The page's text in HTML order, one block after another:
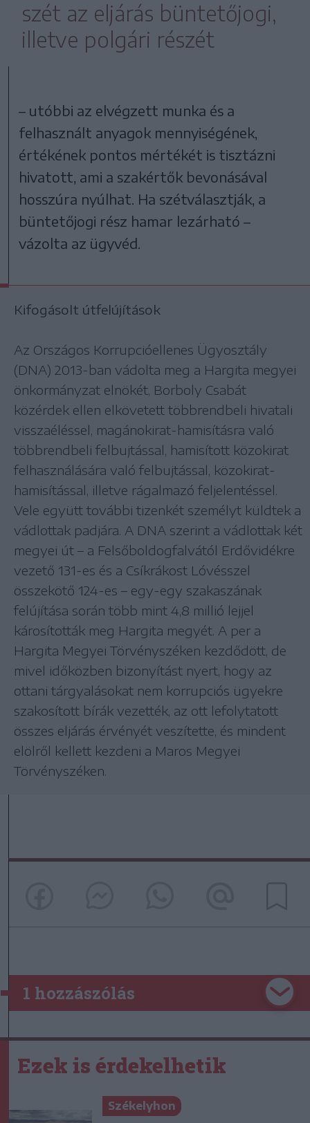
szét az eljárás büntetőjogi,
illetve polgári részét
– utóbbi az elvégzett munka és a
felhasznált anyagok mennyiségének,
értékének pontos mértékét is tisztázni
hivatott, ami a szakértők bevonásával
hosszúra nyúlhat. Ha szétválasztják, a
büntetőjogi rész hamar lezárható –
vázolta az ügyvéd.
Kifogásolt útfelújítások
Az Országos Korrupcióellenes Ügyosztály
(DNA) 2013-ban vádolta meg a Hargita megyei
önkormányzat elnökét, Borboly Csabát
közérdek ellen elkövetett többrendbeli hivatali
visszaéléssel, magánokirat-hamisításra való
többrendbeli felbujtással, hamisított közokirat
felhasználására való felbujtással, közokirat-
hamisítással, illetve rágalmazó feljelentéssel.
Vele együtt további tizenkét személyt küldtek a
vádlottak padjára. A DNA szerint a vádlottak két
megyei út – a Felsőboldogfalvától Erdővidékre
vezető 131-es és a Csíkrákost Lóvésszel
összekötő 124-es – egy-egy szakaszának
felújítása során több mint 4,8 millió lejjel
károsították meg Hargita megyét. A per a
Hargita Megyei Törvényszéken kezdődött, de
mivel időközben bizonyítást nyert, hogy az
ottani tárgyalásokat nem korrupciós ügyekre
szakosított bírák vezették, az ott lefolytatott
összes eljárás érvényét veszítette, és mindent
elölről kellett kezdeni a Maros Megyei
Törvényszéken.
1 hozzászólás
Ezek is érdekelhetik
Székelyhon